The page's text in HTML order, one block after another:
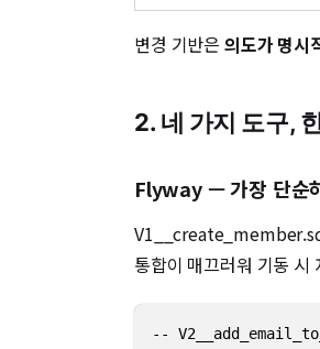
변경 기반은 의도가 명시
2. 네 가지 도구,
Flyway — 가장 단순
통합이 매끄러워 기동 시
--